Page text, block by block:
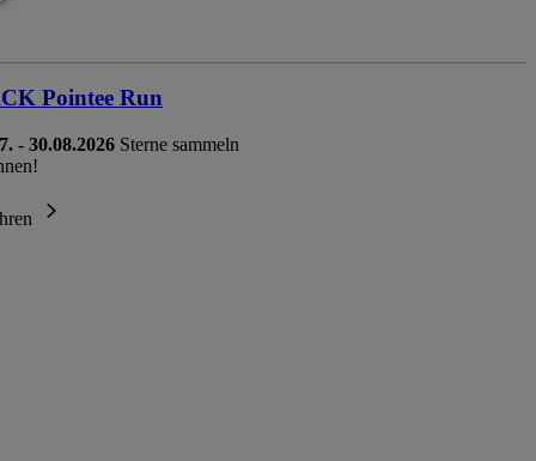
Pointee Run
- 30.08.2026 Sterne sammeln